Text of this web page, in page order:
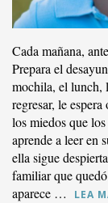
Cada mañana,
Prepara el
mochila, el lunch,
regresar, le
los miedos que
aprende a leer en
ella sigue
familiar que
aparece …
LEA